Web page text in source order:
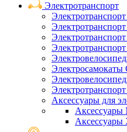
Электротранспорт
Электросамокаты
Аксессуары для
Аксессуары
Аксессуары